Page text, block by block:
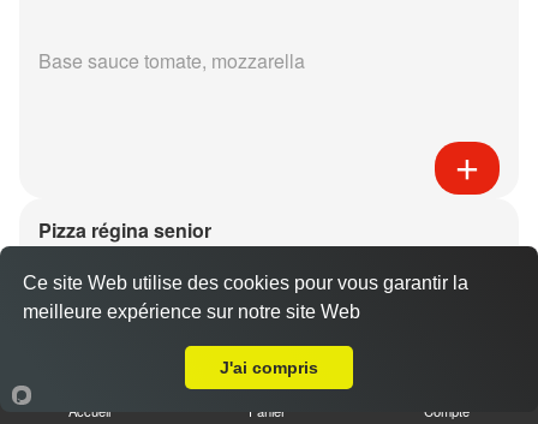
Base sauce tomate, mozzarella
Pizza régina senior
Dès15.00 €
Base sauce tomate, mozzarella, jambon,
Accueil Panier Compte
Ce site Web utilise des cookies pour vous garantir la
meilleure expérience sur notre site Web
J'ai compris